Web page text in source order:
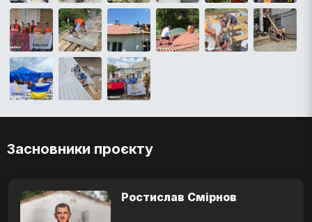
Засновники проєкту
Ростислав Смірнов